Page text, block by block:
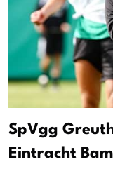
SpVgg
Eintracht